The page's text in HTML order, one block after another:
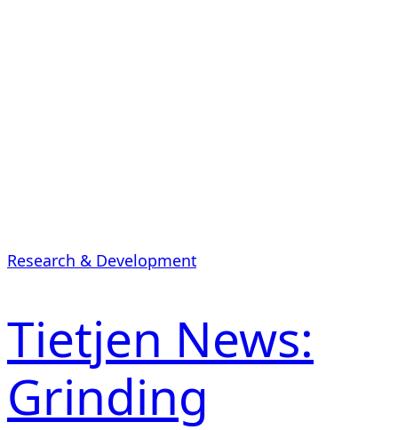
Research & Development
Tietjen News:
Grinding